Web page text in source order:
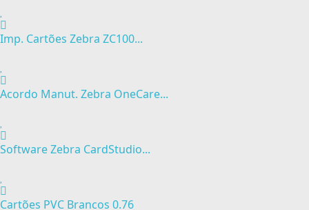
Imp. Cartões Zebra ZC100...
Acordo Manut. Zebra OneCare...
Software Zebra CardStudio...
Cartões PVC Brancos 0.76